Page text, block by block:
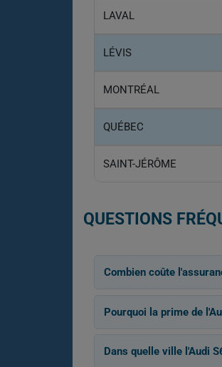
LAVAL
LÉVIS
MONTRÉAL
QUÉBEC
SAINT-JÉRÔME
QUESTIONS
Combien coûte
Pourquoi la prime de
Dans quelle ville l'Audi